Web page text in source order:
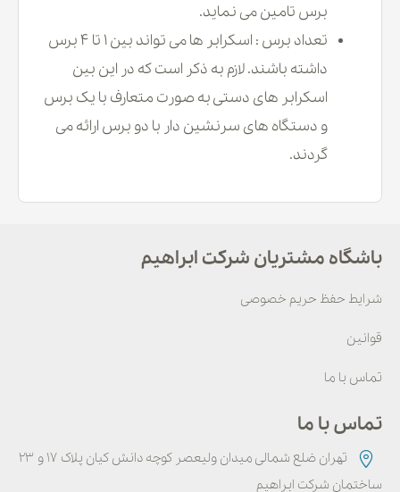
برس تامین می نماید.
تعداد برس : اسکرابر ها می تواند بین 1 تا 4 برس
داشته باشند. لازم به ذکر است که در این بین
اسکرابر های دستی به صورت متعارف با یک برس
و دستگاه های سرنشین دار با دو برس ارائه می
گردند.
باشگاه مشتریان شرکت ابراهیم
شرایط حفظ حریم خصوصی
قوانین
تماس با ما
تماس با ما
تهران ضلع شمالی میدان ولیعصر کوچه دانش کیان پلاک ۱۷ و ۲۳
ساختمان شرکت ابراهیم